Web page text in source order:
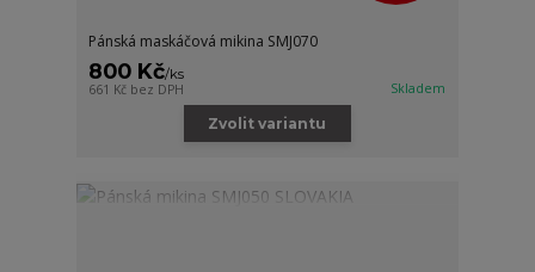
Pánská maskáčová mikina SMJ070
800 Kč/ks
661 Kč bez DPH Skladem
Zvolit variantu